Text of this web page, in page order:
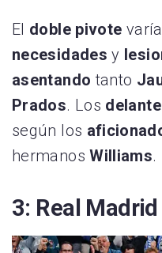
El doble pivote
necesidadesy
asentandotanto
Prados. Los
según los
hermanosWilliams.
3: Real Madrid